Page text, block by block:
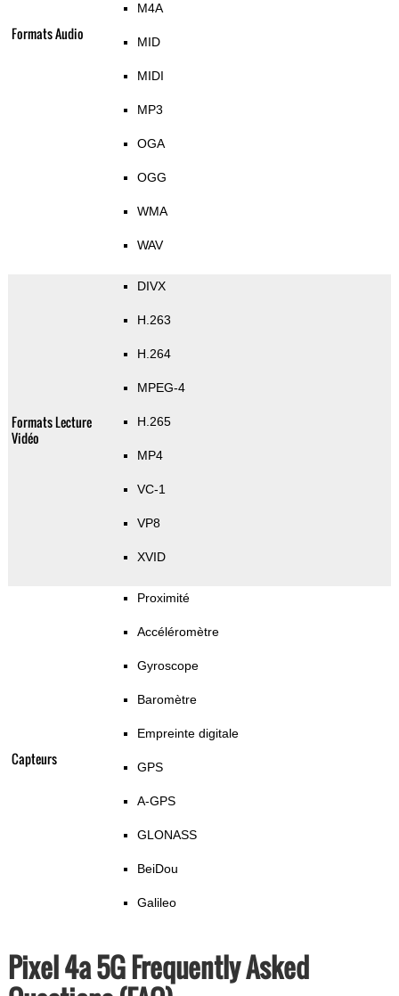
Formats Audio
M4A
MID
MIDI
MP3
OGA
OGG
WMA
WAV
Formats Lecture
Vidéo
DIVX
H.263
H.264
MPEG-4
H.265
MP4
VC-1
VP8
XVID
Capteurs
Proximité
Accéléromètre
Gyroscope
Baromètre
Empreinte digitale
GPS
A-GPS
GLONASS
BeiDou
Galileo
Pixel 4a 5G Frequently Asked